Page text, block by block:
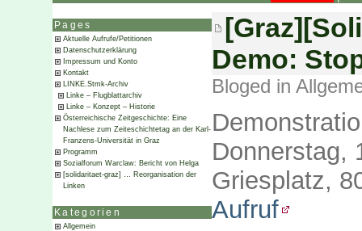
Pages
Aktuelle Aufrufe/Petitionen
Datenschutzerklärung
Impressum und Konto
Kontakt
LINKE.Stmk-Archiv
Linke – Flugblattarchiv
Linke – Konzept – Historie
Österreichische Zeitgeschichte: Eine
Nachlese zum Zeiteschichtetag an der Karl-
Franzens-Universität in Graz
Programm
Sozialforum Warclaw: Bericht von Helga
[solidaritaet-graz] … Reorganisation der
Linken
Kategorien
Allgemein
Demo:
Bloged in
Donnerstag,
Griesplatz,
Aufruf